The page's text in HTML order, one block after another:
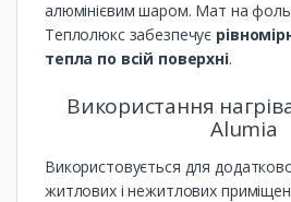
алюмінієвим шаром. Мат на
Теплолюкс забезпечує
тепла по всій поверхні.
Використання
Alumia
Використовується для
житлових і нежитлових